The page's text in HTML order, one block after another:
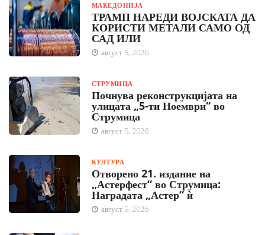
МАКЕДОНИЈА
ТРАМП НАРЕДИ ВОЈСКАТА ДА
КОРИСТИ МЕТАЛИ САМО ОД
САД ИЛИ
август 5, 2026
СТРУМИЦА
Почнува реконструкцијата на
улицата „5-ти Ноември“ во
Струмица
август 5, 2026
КУЛТУРА
Отворено 21. издание на
„Астерфест“ во Струмица:
Наградата „Астер“ ѝ
август 5, 2026